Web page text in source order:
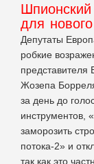
для
Депутаты
робкие
Жозепа
за день до
инструментов,
заморозить
потока-2» и
так как это